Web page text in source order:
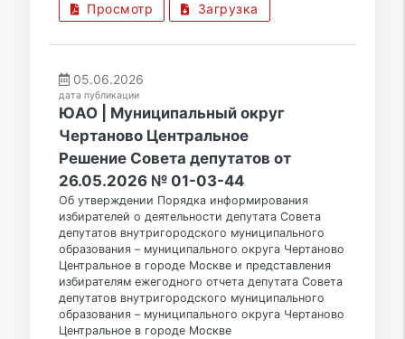
Просмотр Загрузка
05.06.2026
дата публикации
ЮАО | Муниципальный округ
Чертаново Центральное
Решение Совета депутатов от
26.05.2026 № 01-03-44
Об утверждении Порядка информирования
избирателей о деятельности депутата Совета
депутатов внутригородского муниципального
образования – муниципального округа Чертаново
Центральное в городе Москве и представления
избирателям ежегодного отчета депутата Совета
депутатов внутригородского муниципального
образования – муниципального округа Чертаново
Центральное в городе Москве